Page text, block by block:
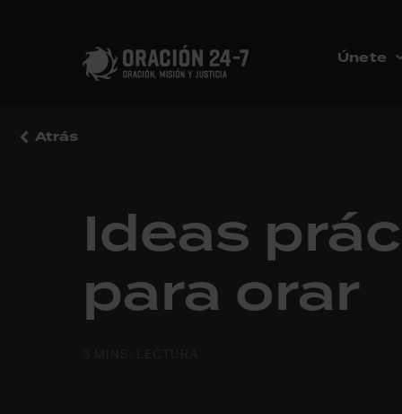
Únete
Atrás
Ideas
para orar